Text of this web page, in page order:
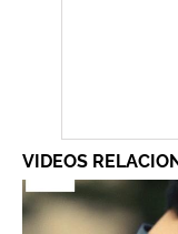
VIDEOS